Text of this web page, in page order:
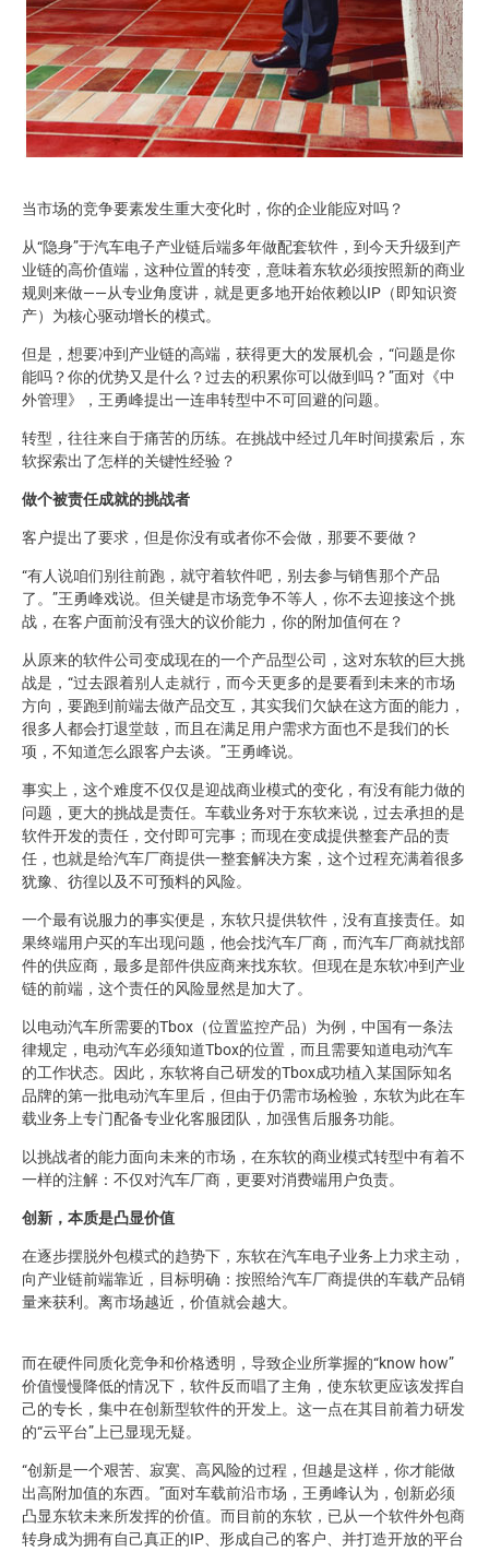
当市场的竞争要素发生重大变化时，你的企业能应对吗？
从“隐身”于汽车电子产业链后端多年做配套软件，到今天升级到产
业链的高价值端，这种位置的转变，意味着东软必须按照新的商业
规则来做——从专业角度讲，就是更多地开始依赖以IP（即知识资
产）为核心驱动增长的模式。
但是，想要冲到产业链的高端，获得更大的发展机会，“问题是你
能吗？你的优势又是什么？过去的积累你可以做到吗？”面对《中
外管理》，王勇峰提出一连串转型中不可回避的问题。
转型，往往来自于痛苦的历练。在挑战中经过几年时间摸索后，东
软探索出了怎样的关键性经验？
做个被责任成就的挑战者
客户提出了要求，但是你没有或者你不会做，那要不要做？
“有人说咱们别往前跑，就守着软件吧，别去参与销售那个产品
了。”王勇峰戏说。但关键是市场竞争不等人，你不去迎接这个挑
战，在客户面前没有强大的议价能力，你的附加值何在？
从原来的软件公司变成现在的一个产品型公司，这对东软的巨大挑
战是，“过去跟着别人走就行，而今天更多的是要看到未来的市场
方向，要跑到前端去做产品交互，其实我们欠缺在这方面的能力，
很多人都会打退堂鼓，而且在满足用户需求方面也不是我们的长
项，不知道怎么跟客户去谈。”王勇峰说。
事实上，这个难度不仅仅是迎战商业模式的变化，有没有能力做的
问题，更大的挑战是责任。车载业务对于东软来说，过去承担的是
软件开发的责任，交付即可完事；而现在变成提供整套产品的责
任，也就是给汽车厂商提供一整套解决方案，这个过程充满着很多
犹豫、彷徨以及不可预料的风险。
一个最有说服力的事实便是，东软只提供软件，没有直接责任。如
果终端用户买的车出现问题，他会找汽车厂商，而汽车厂商就找部
件的供应商，最多是部件供应商来找东软。但现在是东软冲到产业
链的前端，这个责任的风险显然是加大了。
以电动汽车所需要的Tbox（位置监控产品）为例，中国有一条法
律规定，电动汽车必须知道Tbox的位置，而且需要知道电动汽车
的工作状态。因此，东软将自己研发的Tbox成功植入某国际知名
品牌的第一批电动汽车里后，但由于仍需市场检验，东软为此在车
载业务上专门配备专业化客服团队，加强售后服务功能。
以挑战者的能力面向未来的市场，在东软的商业模式转型中有着不
一样的注解：不仅对汽车厂商，更要对消费端用户负责。
创新，本质是凸显价值
在逐步摆脱外包模式的趋势下，东软在汽车电子业务上力求主动，
向产业链前端靠近，目标明确：按照给汽车厂商提供的车载产品销
量来获利。离市场越近，价值就会越大。
而在硬件同质化竞争和价格透明，导致企业所掌握的“know how”
价值慢慢降低的情况下，软件反而唱了主角，使东软更应该发挥自
己的专长，集中在创新型软件的开发上。这一点在其目前着力研发
的“云平台”上已显现无疑。
“创新是一个艰苦、寂寞、高风险的过程，但越是这样，你才能做
出高附加值的东西。”面对车载前沿市场，王勇峰认为，创新必须
凸显东软未来所发挥的价值。而目前的东软，已从一个软件外包商
转身成为拥有自己真正的IP、形成自己的客户、并打造开放的平台